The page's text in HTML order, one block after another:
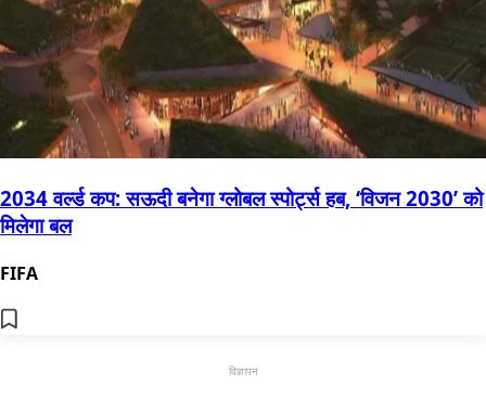
2034 वर्ल्ड कप: सऊदी बनेगा ग्लोबल स्पोर्ट्स हब, ‘विजन 2030’ को
मिलेगा बल
FIFA
विज्ञापन